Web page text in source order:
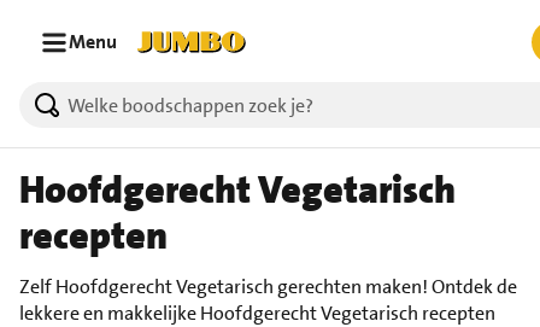
Menu
Hoofdgerecht Vegetarisch
recepten
Zelf Hoofdgerecht Vegetarisch gerechten maken! Ontdek de
lekkere en makkelijke Hoofdgerecht Vegetarisch recepten